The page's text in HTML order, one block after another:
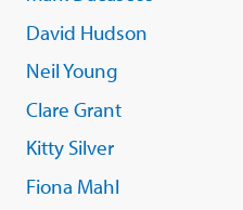
David Hudson
Neil Young
Clare Grant
Kitty Silver
Fiona Mahl